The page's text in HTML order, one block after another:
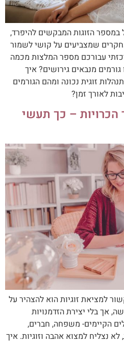
במספר הזוגות המבקשים להיפרד,
שמצביעים על קושי לשמור
עבורכם מספר המלצות מכמה
מנבאים גירושים? איך
זוגית נכונה ומהם הגורמים
לאורך זמן?
הכרויות – כך תעשי
למציאת זוגיות הוא להצהיר על
אך בלי יצירת הזדמנויות
הקיימים- משפחה, חברים,
לא נצליח למצוא אהבה וזוגיות. איך